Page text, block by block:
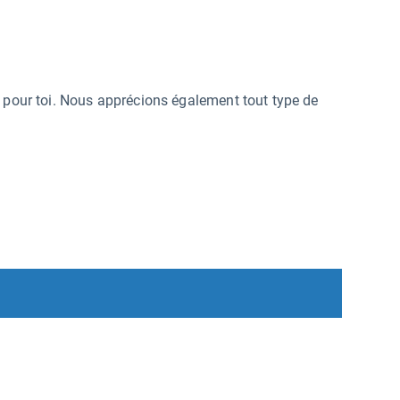
toi. Nous apprécions également tout type de